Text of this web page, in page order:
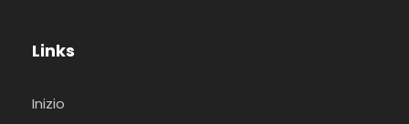
Links
Inizio